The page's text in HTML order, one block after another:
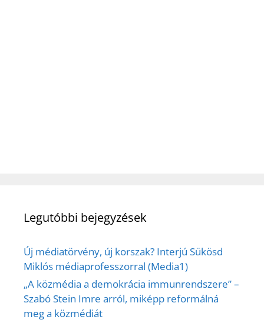
Legutóbbi bejegyzések
Új médiatörvény, új korszak? Interjú Sükösd
Miklós médiaprofesszorral (Media1)
„A közmédia a demokrácia immunrendszere” –
Szabó Stein Imre arról, miképp reformálná
meg a közmédiát